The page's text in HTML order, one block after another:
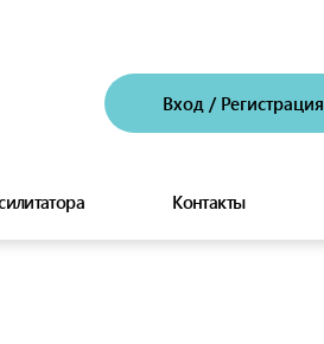
Вход / Регистрация
Контакты